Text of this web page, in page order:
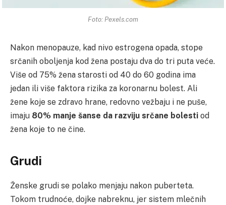
Foto: Pexels.com
Nakon menopauze, kad nivo estrogena opada, stope
srčanih oboljenja kod žena postaju dva do tri puta veće.
Više od 75% žena starosti od 40 do 60 godina ima
jedan ili više faktora rizika za koronarnu bolest. Ali
žene koje se zdravo hrane, redovno vežbaju i ne puše,
imaju 80% manje šanse da razviju srčane bolesti od
žena koje to ne čine.
Grudi
Ženske grudi se polako menjaju nakon puberteta.
Tokom trudnoće, dojke nabreknu, jer sistem mlečnih